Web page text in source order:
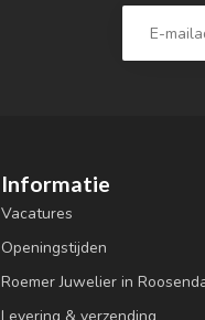
Informatie
Vacatures
Openingstijden
Roemer Juwelier in